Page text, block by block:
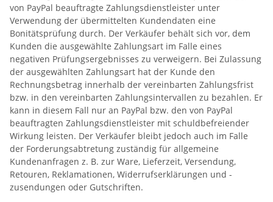
von PayPal beauftragte Zahlungsdienstleister unter
Verwendung der übermittelten Kundendaten eine
Bonitätsprüfung durch. Der Verkäufer behält sich vor, dem
Kunden die ausgewählte Zahlungsart im Falle eines
negativen Prüfungsergebnisses zu verweigern. Bei Zulassung
der ausgewählten Zahlungsart hat der Kunde den
Rechnungsbetrag innerhalb der vereinbarten Zahlungsfrist
bzw. in den vereinbarten Zahlungsintervallen zu bezahlen. Er
kann in diesem Fall nur an PayPal bzw. den von PayPal
beauftragten Zahlungsdienstleister mit schuldbefreiender
Wirkung leisten. Der Verkäufer bleibt jedoch auch im Falle
der Forderungsabtretung zuständig für allgemeine
Kundenanfragen z. B. zur Ware, Lieferzeit, Versendung,
Retouren, Reklamationen, Widerrufserklärungen und -
zusendungen oder Gutschriften.